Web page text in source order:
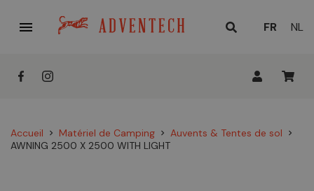

LANGUE
FR NL
Accueil chevron_right Matériel de Camping chevron_right Auvents & Tentes de sol chevron_right
AWNING 2500 X 2500 WITH LIGHT